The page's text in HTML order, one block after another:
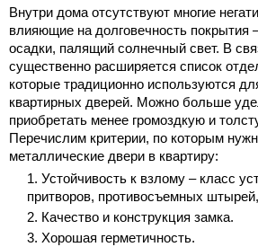
Внутри дома отсутствуют многие
влияющие на долговечность покрытия
осадки, палящий солнечный свет. В
существенно расширяется список
которые традиционно используются
квартирных дверей. Можно больше
приобретать менее громоздкую и
Перечислим критерии, по которым
металлические двери в квартиру:
Устойчивость к взлому – класс
притворов, противосъемных
Качество и конструкция замка.
Хорошая герметичность.